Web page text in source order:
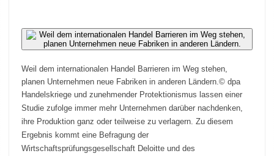
Weil dem internationalen Handel Barrieren im Weg stehen,
planen Unternehmen neue Fabriken in anderen Ländern.© dpa
Handelskriege und zunehmender Protektionismus lassen einer
Studie zufolge immer mehr Unternehmen darüber nachdenken,
ihre Produktion ganz oder teilweise zu verlagern. Zu diesem
Ergebnis kommt eine Befragung der
Wirtschaftsprüfungsgesellschaft Deloitte und des